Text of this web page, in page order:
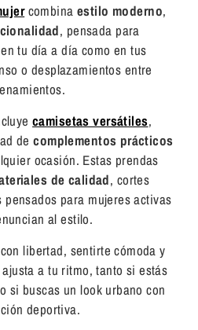
combinaestilo moderno,
, pensada para
tu día a día como en tus
o desplazamientos entre
camisetas versátiles,
decomplementos prácticos
ocasión. Estas prendas
de calidad, cortes
para mujeres activas
al estilo.
libertad, sentirte cómoda y
a tu ritmo, tanto si estás
si buscas un look urbano con
deportiva.